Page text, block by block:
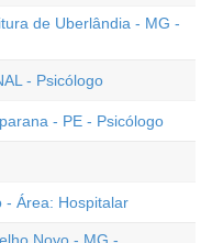
de Uberlândia - MG -
- Psicólogo
- PE - Psicólogo
- Área: Hospitalar